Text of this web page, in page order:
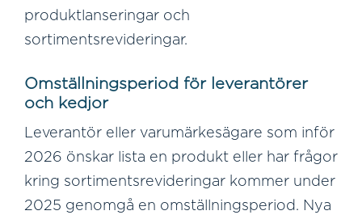
produktlanseringar och
sortimentsrevideringar.
Omställningsperiod för leverantörer
och kedjor
Leverantör eller varumärkesägare som inför
2026 önskar lista en produkt eller har frågor
kring sortimentsrevideringar kommer under
2025 genomgå en omställningsperiod. Nya